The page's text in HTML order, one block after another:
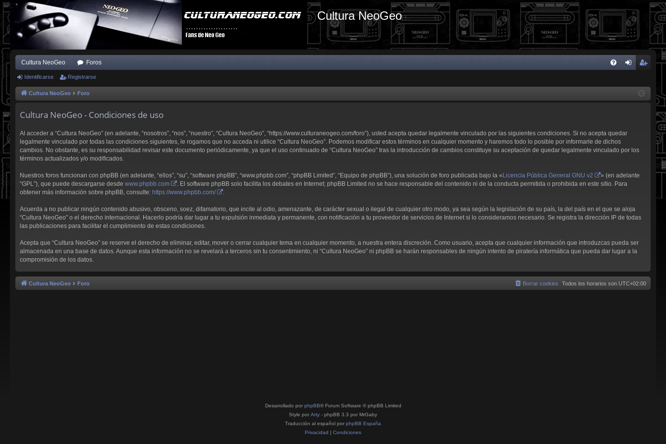
Cultura NeoGeo
Cultura NeoGeo Foros
se
ist
Identificarse Registrarse
Cultura NeoGeo Foro
Cultura NeoGeo - Condiciones de uso
Al acceder a “Cultura NeoGeo” (en adelante, “nosotros”, “nos”, “nuestro”, “Cultura NeoGeo”, “https://www.culturaneogeo.com/foro”), usted acepta quedar legalmente vinculado por las siguientes condiciones. Si no acepta quedar
legalmente vinculado por todas las condiciones siguientes, le rogamos que no acceda ni utilice “Cultura NeoGeo”. Podemos modificar estos términos en cualquier momento y haremos todo lo posible por informarle de dichos
cambios. No obstante, es su responsabilidad revisar este documento periódicamente, ya que el uso continuado de “Cultura NeoGeo” tras la introducción de cambios constituye su aceptación de quedar legalmente vinculado por los
términos actualizados y/o modificados.
Nuestros foros funcionan con phpBB (en adelante, “ellos”, “su”, “software phpBB”, “www.phpbb.com”, “phpBB Limited”, “Equipo de phpBB”), una solución de foro publicada bajo la «Licencia Pública General GNU v2
» (en adelante
“GPL”), que puede descargarse desde www.phpbb.com
. El software phpBB solo facilita los debates en Internet; phpBB Limited no se hace responsable del contenido ni de la conducta permitida o prohibida en este sitio. Para
obtener más información sobre phpBB, consulte: https://www.phpbb.com/ .
Acuerda a no publicar ningún contenido abusivo, obsceno, soez, difamatorio, que incite al odio, amenazante, de carácter sexual o ilegal de cualquier otro modo, ya sea según la legislación de su país, la del país en el que se aloja
“Cultura NeoGeo” o el derecho internacional. Hacerlo podría dar lugar a tu expulsión inmediata y permanente, con notificación a tu proveedor de servicios de Internet si lo consideramos necesario. Se registra la dirección IP de todas
las publicaciones para facilitar el cumplimiento de estas condiciones.
Acepta que “Cultura NeoGeo” se reserve el derecho de eliminar, editar, mover o cerrar cualquier tema en cualquier momento, a nuestra entera discreción. Como usuario, acepta que cualquier información que introduzcas pueda ser
almacenada en una base de datos. Aunque esta información no se revelará a terceros sin tu consentimiento, ni “Cultura NeoGeo” ni phpBB se harán responsables de ningún intento de piratería informática que pueda dar lugar a la
compromisión de los datos.
Cultura NeoGeo Foro Todos los horarios son UTC+02:00
Borrar cookies
Desarrollado por phpBB® Forum Software © phpBB Limited
Style por Arty - phpBB 3.3 por MrGaby
Traducción al español por phpBB España
Privacidad | Condiciones